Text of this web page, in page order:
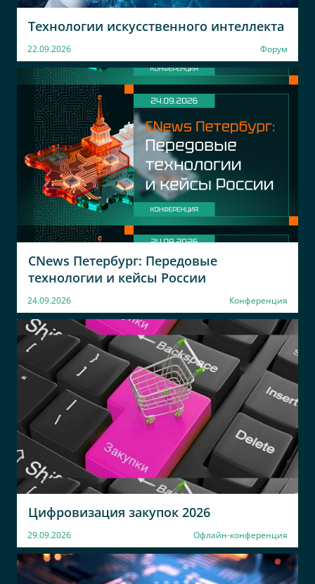
Технологии искусственного интеллекта
22.09.2026 Форум
CNews Петербург: Передовые
технологии и кейсы России
24.09.2026 Конференция
Цифровизация закупок 2026
29.09.2026 Офлайн-конференция